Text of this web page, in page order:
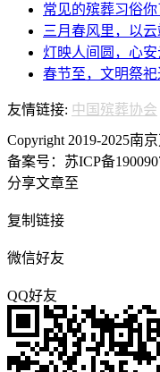
常见的殡葬习俗你
三月春风里，以
灯映人间圆，心
春节至，文明祭祀
友情链接: 中国殡葬协会
Copyright 2019-2025南
备案号：苏ICP备
分享文章至
复制链接
微信好友
QQ好友